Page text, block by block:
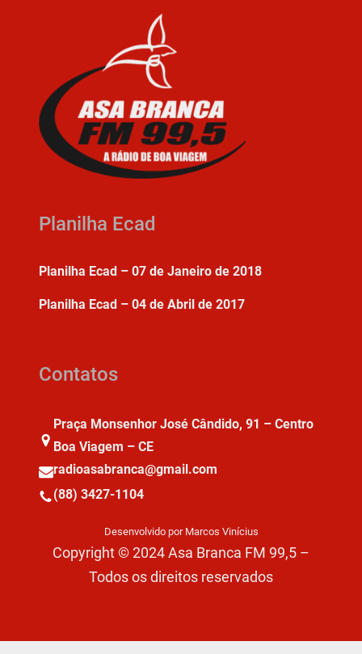
Planilha Ecad
Planilha Ecad – 07 de Janeiro de 2018
Planilha Ecad – 04 de Abril de 2017
Contatos
Praça Monsenhor José Cândido, 91 – Centro
Boa Viagem – CE
radioasabranca@gmail.com
(88) 3427-1104
Desenvolvido por Marcos Vinícius
Copyright © 2024 Asa Branca FM 99,5 –
Todos os direitos reservados